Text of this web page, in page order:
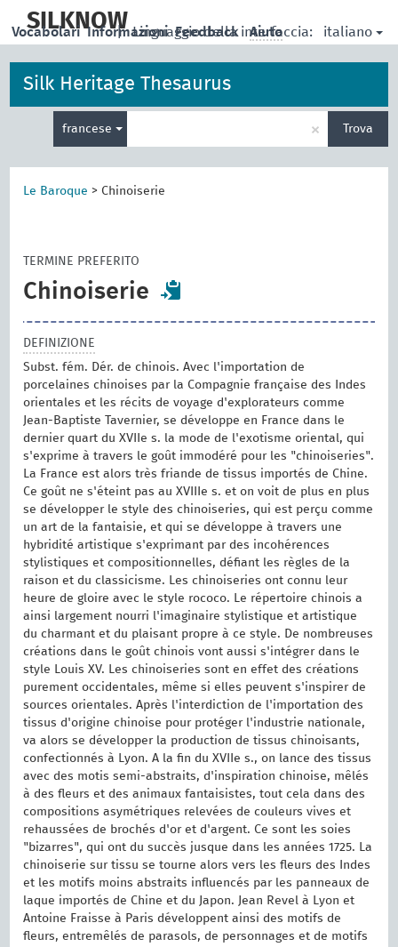
main
SILKNOW
| Linguaggio della interfaccia: italiano
Vocabolari Informazioni Feedback Aiuto
Silk Heritage Thesaurus
francese
per
la
× Trova
Le Baroque > Chinoiserie
TERMINE PREFERITO
Chinoiserie
DEFINIZIONE
Subst. fém. Dér. de chinois. Avec l'importation de
porcelaines chinoises par la Compagnie française des Indes
orientales et les récits de voyage d'explorateurs comme
Jean-Baptiste Tavernier, se développe en France dans le
dernier quart du XVIIe s. la mode de l'exotisme oriental, qui
s'exprime à travers le goût immodéré pour les "chinoiseries".
La France est alors très friande de tissus importés de Chine.
Ce goût ne s'éteint pas au XVIIIe s. et on voit de plus en plus
se développer le style des chinoiseries, qui est perçu comme
un art de la fantaisie, et qui se développe à travers une
hybridité artistique s'exprimant par des incohérences
stylistiques et compositionnelles, défiant les règles de la
raison et du classicisme. Les chinoiseries ont connu leur
heure de gloire avec le style rococo. Le répertoire chinois a
ainsi largement nourri l'imaginaire stylistique et artistique
du charmant et du plaisant propre à ce style. De nombreuses
créations dans le goût chinois vont aussi s'intégrer dans le
style Louis XV. Les chinoiseries sont en effet des créations
purement occidentales, même si elles peuvent s'inspirer de
sources orientales. Après l'interdiction de l'importation des
tissus d'origine chinoise pour protéger l'industrie nationale,
va alors se développer la production de tissus chinoisants,
confectionnés à Lyon. A la fin du XVIIe s., on lance des tissus
avec des motis semi-abstraits, d'inspiration chinoise, mêlés
à des fleurs et des animaux fantaisistes, tout cela dans des
compositions asymétriques relevées de couleurs vives et
rehaussées de brochés d'or et d'argent. Ce sont les soies
"bizarres", qui ont du succès jusque dans les années 1725. La
chinoiserie sur tissu se tourne alors vers les fleurs des Indes
et les motifs moins abstraits influencés par les panneaux de
laque importés de Chine et du Japon. Jean Revel à Lyon et
Antoine Fraisse à Paris développent ainsi des motifs de
fleurs, entremêlés de parasols, de personnages et de motifs